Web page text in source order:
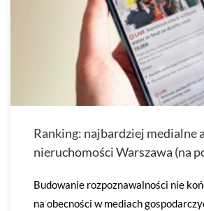
Ranking: najbardziej medialne
nieruchomości Warszawa (na
Budowanie rozpoznawalności nie
na obecności w mediach